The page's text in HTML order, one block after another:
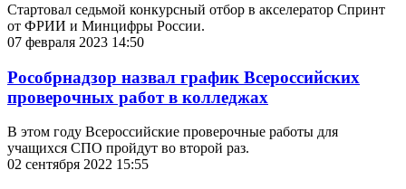
Стартовал седьмой конкурсный отбор в акселератор Спринт
от ФРИИ и Минцифры России.
07 февраля 2023 14:50
Рособрнадзор назвал график Всероссийских
проверочных работ в колледжах
В этом году Всероссийские проверочные работы для
учащихся СПО пройдут во второй раз.
02 сентября 2022 15:55